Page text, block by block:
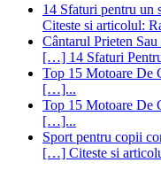
14 Sfaturi pentru un
Citeste si articolul:
Cântarul Prieten
[…] 14 Sfaturi
Top 15 Motoare De
[…]...
Top 15 Motoare De
[…]...
Sport pentru copii
[…] Citeste si